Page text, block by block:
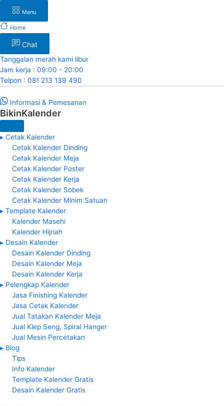
Menu
Home
Chat
Tanggalan merah kami libur
Jam kerja : 09:00 - 20:00
Telpon : 081 213 139 490
Informasi & Pemesanan
BikinKalender
▸ Cetak Kalender
Cetak Kalender Dinding
Cetak Kalender Meja
Cetak Kalender Poster
Cetak Kalender Kerja
Cetak Kalender Sobek
Cetak Kalender Minim Satuan
▸ Template Kalender
Kalender Masehi
Kalender Hijriah
▸ Desain Kalender
Desain Kalender Dinding
Desain Kalender Meja
Desain Kalender Kerja
▸ Pelengkap Kalender
Jasa Finishing Kalender
Jasa Cetak Kalender
Jual Tatakan Kalender Meja
Jual Klep Seng, Spiral Hanger
Jual Mesin Percetakan
▸ Blog
Tips
Info Kalender
Template Kalender Gratis
Desain Kalender Gratis